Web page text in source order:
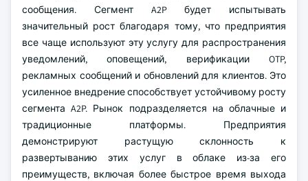
сообщения. Сегмент A2P будет испытывать
значительный рост благодаря тому, что предприятия
все чаще используют эту услугу для распространения
уведомлений, оповещений, верификации OTP,
рекламных сообщений и обновлений для клиентов. Это
усиленное внедрение способствует устойчивому росту
сегмента A2P. Рынок подразделяется на облачные и
традиционные платформы. Предприятия
демонстрируют растущую склонность к
развертыванию этих услуг в облаке из-за его
преимуществ, включая более быстрое время выхода